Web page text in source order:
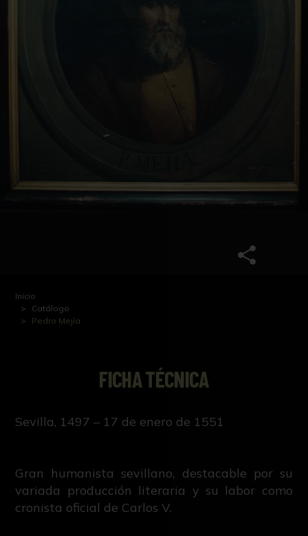
Inicio
Catálogo
Pedro Mejía
FICHA TÉCNICA
Sevilla, 1497 – 17 de enero de 1551
Gran humanista sevillano, destacable por su
variada producción literaria y su labor como
cronista oficial de Carlos V.